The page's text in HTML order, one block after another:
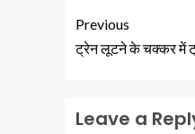
Previous
ट्रेन लूटने के चक्कर में
Leave a